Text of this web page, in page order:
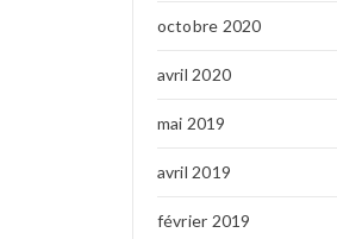
octobre 2020
avril 2020
mai 2019
avril 2019
février 2019